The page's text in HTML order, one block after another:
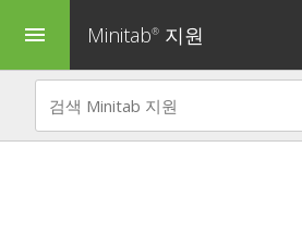
menu Minitab® 지원